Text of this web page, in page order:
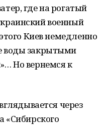
где на рогатый
военный
Киев немедленно
воды закрытыми
Но вернемся к
через
«Сибирского